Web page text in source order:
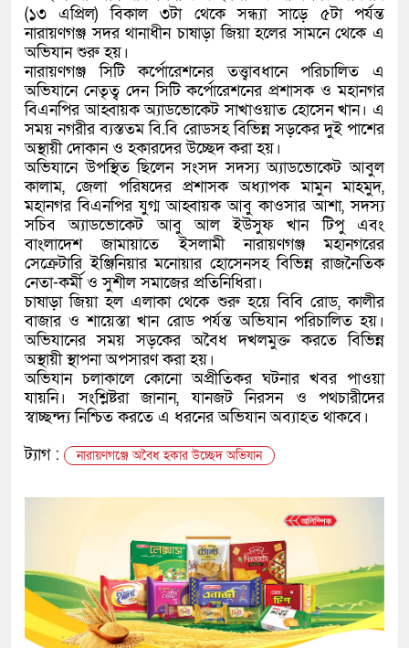
(১৩ এপ্রিল) বিকাল ৩টা থেকে সন্ধ্যা সাড়ে ৫টা পর্যন্ত
নারায়ণগঞ্জ সদর থানাধীন চাষাড়া জিয়া হলের সামনে থেকে এ
অভিযান শুরু হয়।
নারায়ণগঞ্জ সিটি কর্পোরেশনের তত্ত্বাবধানে পরিচালিত এ
অভিযানে নেতৃত্ব দেন সিটি কর্পোরেশনের প্রশাসক ও মহানগর
বিএনপির আহ্বায়ক অ্যাডভোকেট সাখাওয়াত হোসেন খান। এ
সময় নগরীর ব্যস্ততম বি.বি রোডসহ বিভিন্ন সড়কের দুই পাশের
অস্থায়ী দোকান ও হকারদের উচ্ছেদ করা হয়।
অভিযানে উপস্থিত ছিলেন সংসদ সদস্য অ্যাডভোকেট আবুল
কালাম, জেলা পরিষদের প্রশাসক অধ্যাপক মামুন মাহমুদ,
মহানগর বিএনপির যুগ্ম আহ্বায়ক আবু কাওসার আশা, সদস্য
সচিব অ্যাডভোকেট আবু আল ইউসুফ খান টিপু এবং
বাংলাদেশ জামায়াতে ইসলামী নারায়ণগঞ্জ মহানগরের
সেক্রেটারি ইঞ্জিনিয়ার মনোয়ার হোসেনসহ বিভিন্ন রাজনৈতিক
নেতা-কর্মী ও সুশীল সমাজের প্রতিনিধিরা।
চাষাড়া জিয়া হল এলাকা থেকে শুরু হয়ে বিবি রোড, কালীর
বাজার ও শায়েস্তা খান রোড পর্যন্ত অভিযান পরিচালিত হয়।
অভিযানের সময় সড়কের অবৈধ দখলমুক্ত করতে বিভিন্ন
অস্থায়ী স্থাপনা অপসারণ করা হয়।
অভিযান চলাকালে কোনো অপ্রীতিকর ঘটনার খবর পাওয়া
যায়নি। সংশ্লিষ্টরা জানান, যানজট নিরসন ও পথচারীদের
স্বাচ্ছন্দ্য নিশ্চিত করতে এ ধরনের অভিযান অব্যাহত থাকবে।
ট্যাগ :
নারায়ণগঞ্জে অবৈধ হকার উচ্ছেদ অভিযান